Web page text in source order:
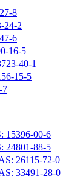
8
24-2
6
16-5
40-1
15-5
7
15396-00-6
24801-88-5
26115-72-0
33491-28-0